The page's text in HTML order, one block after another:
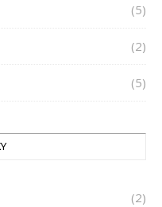
(5)
(2)
(5)
(2)